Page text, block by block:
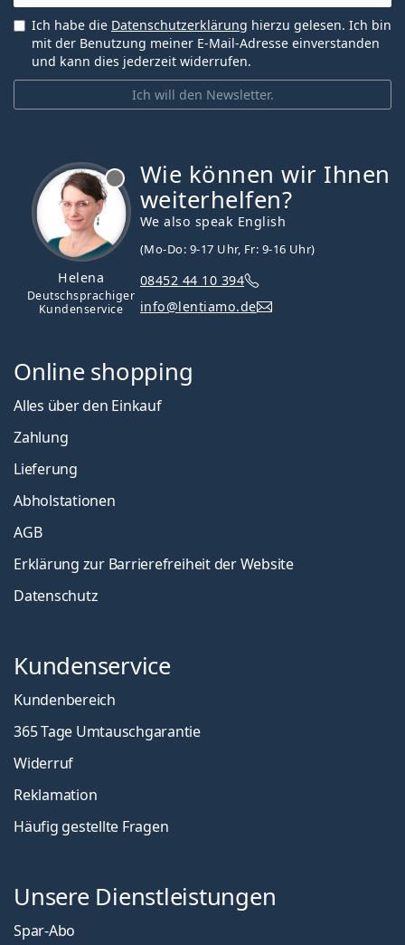
Ich will den Newsletter.
Ich habe die Datenschutzerklärung hierzu gelesen. Ich bin
mit der Benutzung meiner E-Mail-Adresse einverstanden
und kann dies jederzeit widerrufen.
Helena
Deutschsprachiger
Kundenservice
Wie können wir Ihnen
weiterhelfen?
We also speak English
(Mo-Do: 9-17 Uhr, Fr: 9-16 Uhr)
08452 44 10 394
info@lentiamo.de
Online shopping
Alles über den Einkauf
Zahlung
Lieferung
Abholstationen
AGB
Erklärung zur Barrierefreiheit der Website
Datenschutz
Kundenservice
Kundenbereich
365 Tage Umtauschgarantie
Widerruf
Reklamation
Häufig gestellte Fragen
Unsere Dienstleistungen
Spar-Abo